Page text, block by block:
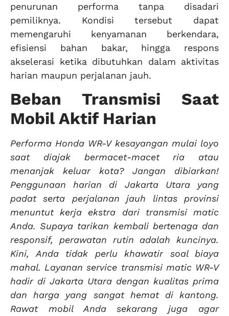
penurunan performa tanpa disadari
pemiliknya. Kondisi tersebut dapat
memengaruhi kenyamanan berkendara,
efisiensi bahan bakar, hingga respons
akselerasi ketika dibutuhkan dalam aktivitas
harian maupun perjalanan jauh.
Beban Transmisi Saat
Mobil Aktif Harian
Performa Honda WR-V kesayangan mulai loyo
saat diajak bermacet-macet ria atau
menanjak keluar kota? Jangan dibiarkan!
Penggunaan harian di Jakarta Utara yang
padat serta perjalanan jauh lintas provinsi
menuntut kerja ekstra dari transmisi matic
Anda. Supaya tarikan kembali bertenaga dan
responsif, perawatan rutin adalah kuncinya.
Kini, Anda tidak perlu khawatir soal biaya
mahal. Layanan service transmisi matic WR-V
hadir di Jakarta Utara dengan kualitas prima
dan harga yang sangat hemat di kantong.
Rawat mobil Anda sekarang juga agar